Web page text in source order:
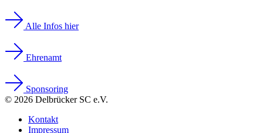
Alle Infos hier
Ehrenamt
Sponsoring
© 2026 Delbrücker SC e.V.
Kontakt
Impressum